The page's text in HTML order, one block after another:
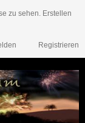
zu sehen. Erstellen
Registrieren